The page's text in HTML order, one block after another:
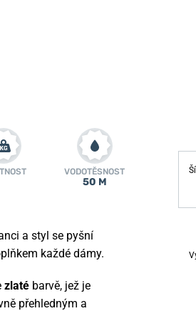
VODOTĚSNOST
50 M
a styl se pyšní
každé dámy.
zlaté barvě, jež je
přehledným a